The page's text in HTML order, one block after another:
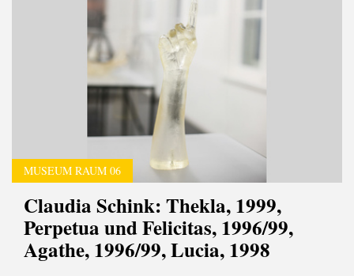
MUSEUM RAUM 06
Claudia Schink: Thekla, 1999,
Perpetua und Felicitas, 1996/99,
Agathe, 1996/99, Lucia, 1998